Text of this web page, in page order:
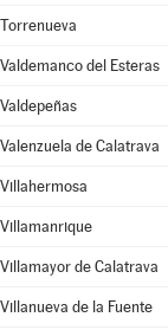
Torrenueva
Valdemanco del Esteras
Valdepeñas
Valenzuela de Calatrava
Villahermosa
Villamanrique
Villamayor de Calatrava
Villanueva de la Fuente